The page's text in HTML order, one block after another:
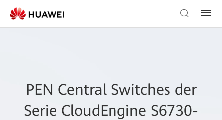
PEN Central Switches der
Serie CloudEngine S6730-